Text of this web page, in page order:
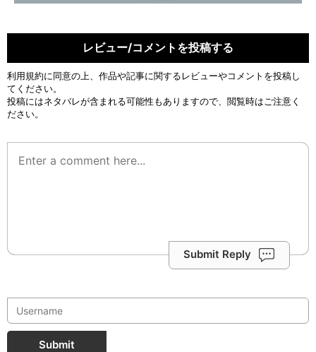
レビュー/コメントを投稿する
利用規約に同意の上、作品や記事に関するレビューやコメントを投稿し
てください。
投稿にはネタバレが含まれる可能性もありますので、閲覧時はご注意く
ださい。
Submit Reply
Submit